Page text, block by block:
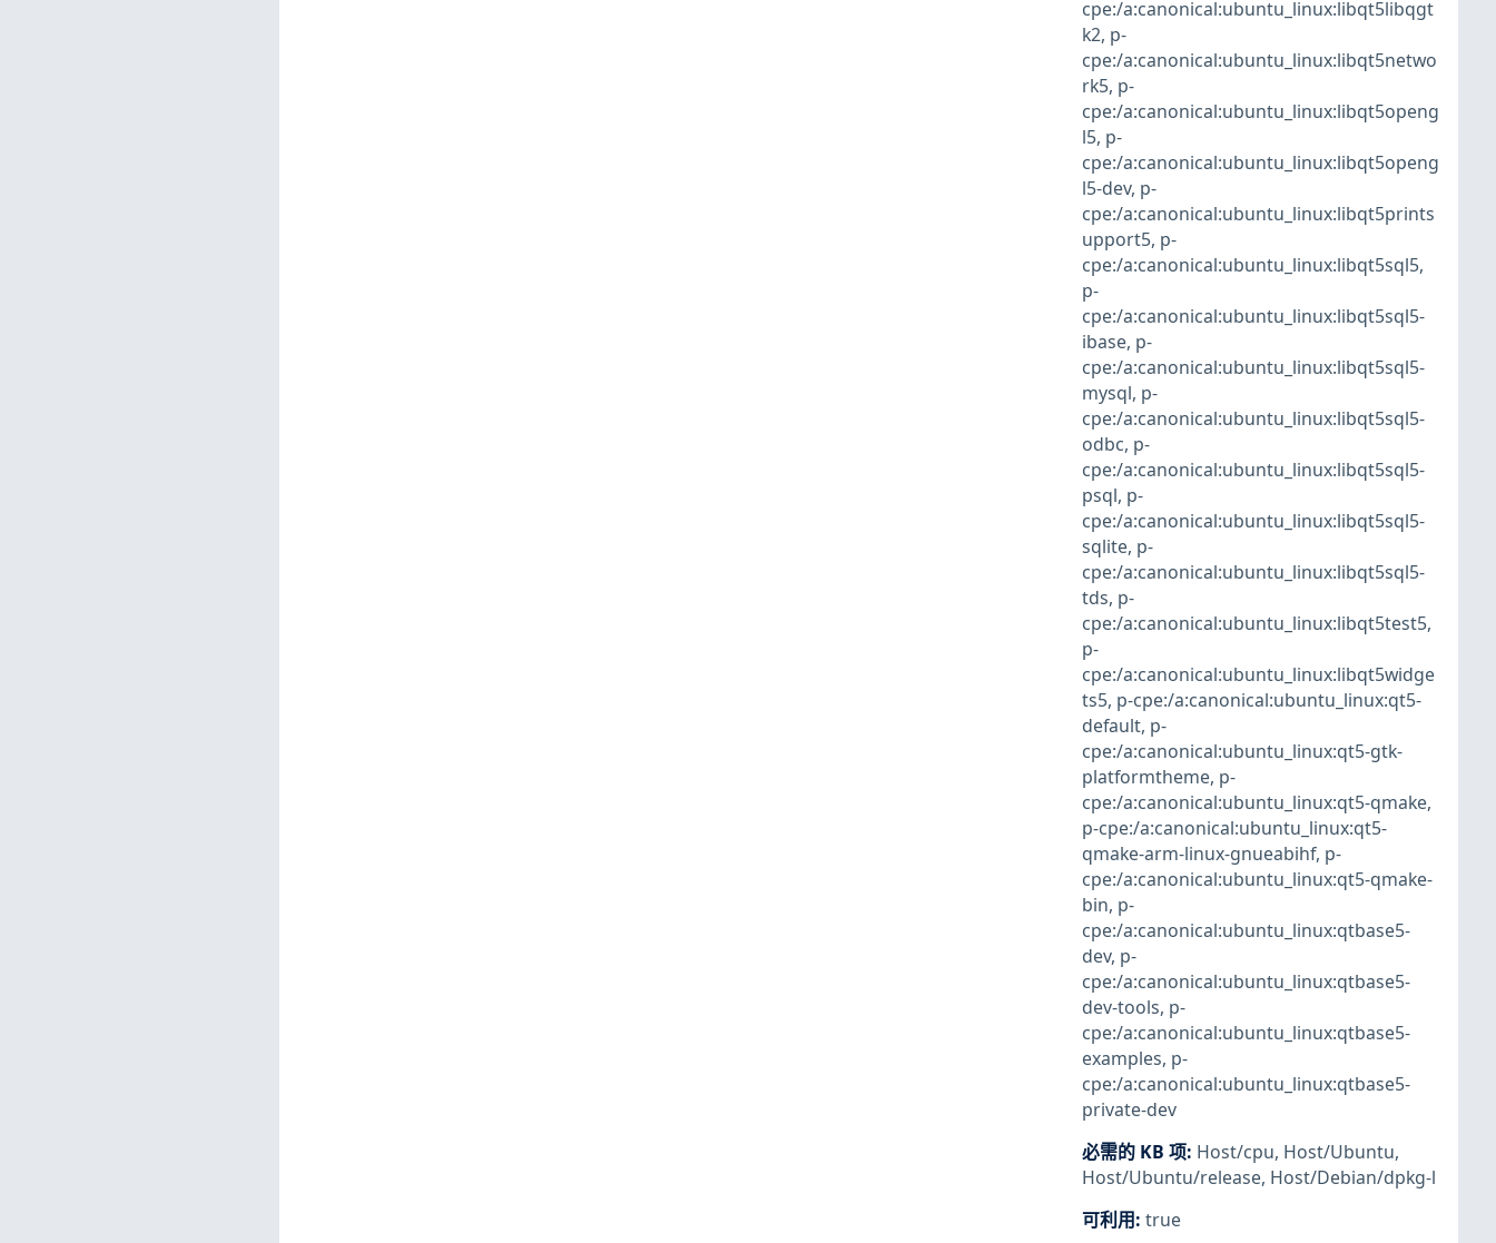
cpe:/a:canonical:ubuntu_linux:libqt5libqgt
k2, p-
cpe:/a:canonical:ubuntu_linux:libqt5netwo
rk5, p-
cpe:/a:canonical:ubuntu_linux:libqt5openg
l5, p-
cpe:/a:canonical:ubuntu_linux:libqt5openg
l5-dev, p-
cpe:/a:canonical:ubuntu_linux:libqt5prints
upport5, p-
cpe:/a:canonical:ubuntu_linux:libqt5sql5,
p-
cpe:/a:canonical:ubuntu_linux:libqt5sql5-
ibase, p-
cpe:/a:canonical:ubuntu_linux:libqt5sql5-
mysql, p-
cpe:/a:canonical:ubuntu_linux:libqt5sql5-
odbc, p-
cpe:/a:canonical:ubuntu_linux:libqt5sql5-
psql, p-
cpe:/a:canonical:ubuntu_linux:libqt5sql5-
sqlite, p-
cpe:/a:canonical:ubuntu_linux:libqt5sql5-
tds, p-
cpe:/a:canonical:ubuntu_linux:libqt5test5,
p-
cpe:/a:canonical:ubuntu_linux:libqt5widge
ts5, p-cpe:/a:canonical:ubuntu_linux:qt5-
default, p-
cpe:/a:canonical:ubuntu_linux:qt5-gtk-
platformtheme, p-
cpe:/a:canonical:ubuntu_linux:qt5-qmake,
p-cpe:/a:canonical:ubuntu_linux:qt5-
qmake-arm-linux-gnueabihf, p-
cpe:/a:canonical:ubuntu_linux:qt5-qmake-
bin, p-
cpe:/a:canonical:ubuntu_linux:qtbase5-
dev, p-
cpe:/a:canonical:ubuntu_linux:qtbase5-
dev-tools, p-
cpe:/a:canonical:ubuntu_linux:qtbase5-
examples, p-
cpe:/a:canonical:ubuntu_linux:qtbase5-
private-dev
必需的 KB 项: Host/cpu, Host/Ubuntu,
Host/Ubuntu/release, Host/Debian/dpkg-l
可利用: true